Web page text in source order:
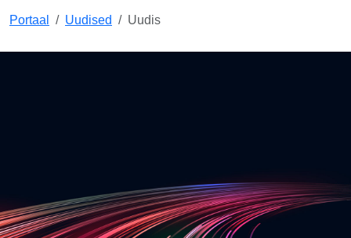
Portaal Uudised Uudis